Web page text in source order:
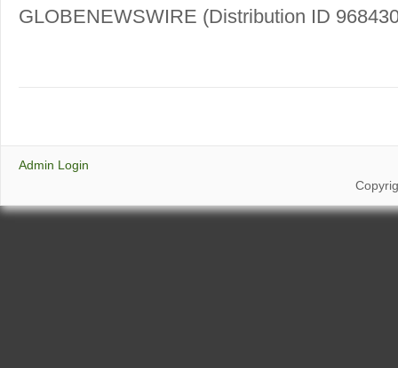
GLOBENEWSWIRE (Distribution ID
Admin Login